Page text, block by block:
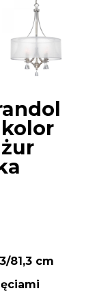
kolor
/81,3 cm